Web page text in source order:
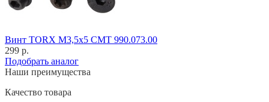
Винт TORX M3,5x5 CMT 990.073.00
299 р.
Подобрать аналог
Наши преимущества
Качество товара